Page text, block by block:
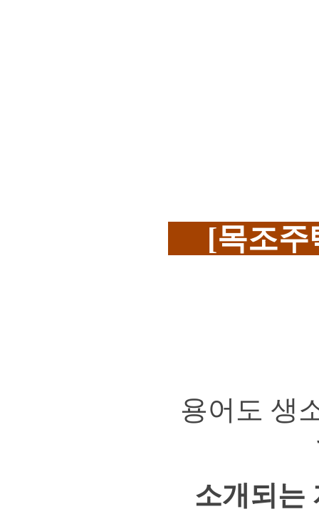
[목조주
용어도 생
소개되는